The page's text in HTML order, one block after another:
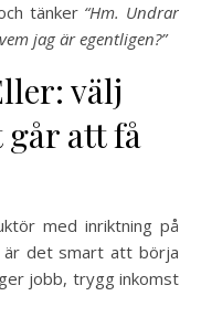
tänker “Hm. Undrar
jag är egentligen?”
välj
att få
med inriktning på
är det smart att börja
jobb, trygg inkomst